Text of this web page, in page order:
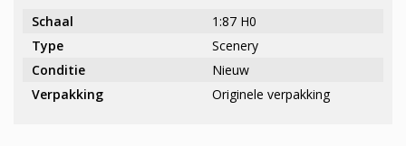
Schaal
1:87 H0
Type
Scenery
Conditie
Nieuw
Verpakking
Originele verpakking